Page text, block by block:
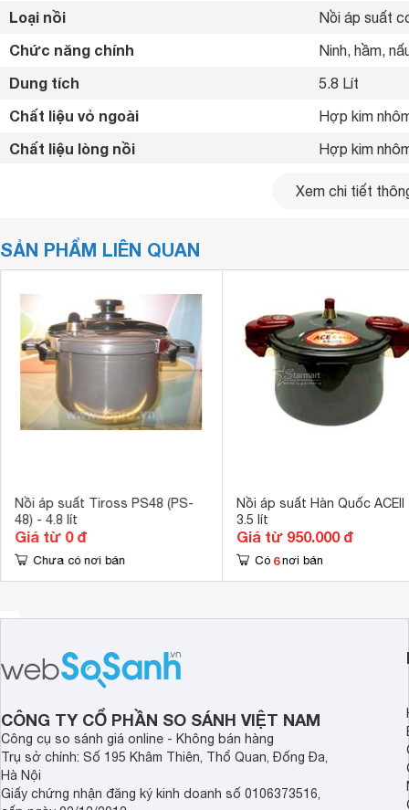
Loại nồi Nồi áp suất
Chức năng chính Ninh, hầm,
Dung tích 5.8 Lít
Chất liệu vỏ ngoài Hợp kim
Chất liệu lòng nồi Hợp kim
1 van chính
Chế độ an toàn
Khóa nắp và
Tiện ích Tay cầm
Kích thước sản phẩm 405 x 315 x
Xem chi tiết
SẢN PHẨM LIÊN QUAN
Nồi áp suất Tiross PS48 (PS-
48) - 4.8 lít
Giá từ 0 đ
Chưa có nơi bán
Nồi áp suất Hàn Quốc ACEII
3.5 lít
Giá từ 950.000 đ
Có 6 nơi bán
CÔNG TY CỔ PHẦN SO SÁNH VIỆT NAM
Công cụ so sánh giá online - Không bán hàng
Trụ sở chính: Số 195 Khâm Thiên, Thổ Quan, Đống Đa,
Hà Nội
Giấy chứng nhận đăng ký kinh doanh số 0106373516,